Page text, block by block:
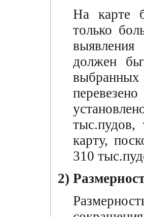
На карте
только
должен
выбранных
тыс.пудов,
карту,
310
2)